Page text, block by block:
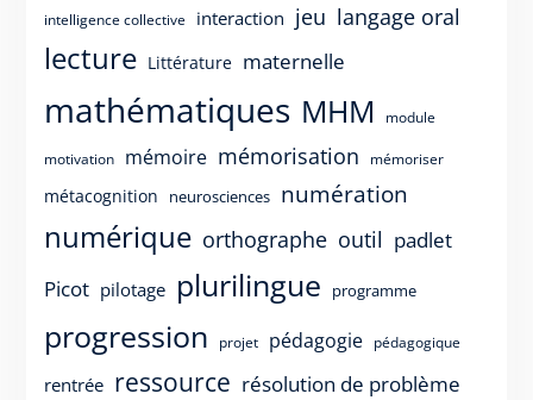
intelligence collective interaction jeu langage oral
lecture Littérature maternelle
mathématiques MHM module
motivation mémoire mémorisation mémoriser
métacognition neurosciences numération
numérique orthographe outil padlet
Picot pilotage plurilingue programme
progression projet pédagogie pédagogique
rentrée ressource résolution de problème